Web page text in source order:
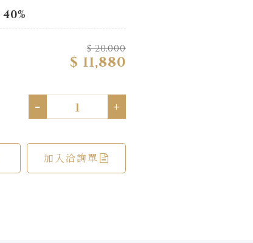
40%
$ 20,000
$ 11,880
- +
加入洽詢單